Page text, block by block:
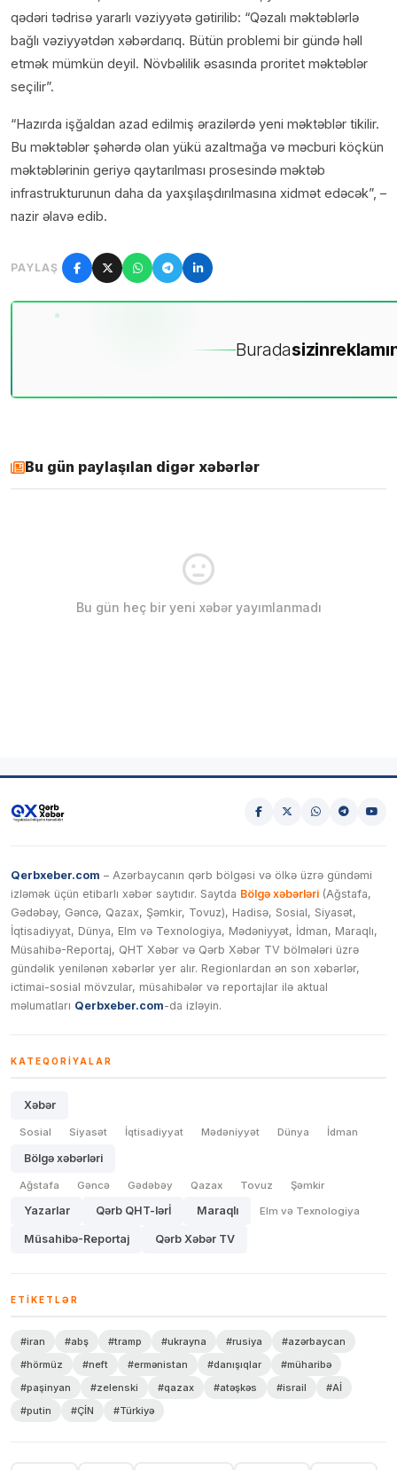
qədəri tədrisə yararlı vəziyyətə gətirilib: “Qəzalı məktəblərlə
bağlı vəziyyətdən xəbərdarıq. Bütün problemi bir gündə həll
etmək mümkün deyil. Növbəlilik əsasında proritet məktəblər
seçilir”.
“Hazırda işğaldan azad edilmiş ərazilərdə yeni məktəblər tikilir.
Bu məktəblər şəhərdə olan yükü azaltmağa və məcburi köçkün
məktəblərinin geriyə qaytarılması prosesində məktəb
infrastrukturunun daha da yaxşılaşdırılmasına xidmət edəcək”, –
nazir əlavə edib.
PAYLAŞ
Buradasizin
Bu gün paylaşılan digər xəbərlər
Bu gün heç bir yeni xəbər yayımlanmadı
Qerbxeber.com – Azərbaycanın qərb bölgəsi və ölkə üzrə gündəmi
izləmək üçün etibarlı xəbər saytıdır. Saytda Bölgə xəbərləri (Ağstafa,
Gədəbəy, Gəncə, Qazax, Şəmkir, Tovuz), Hadisə, Sosial, Siyasət,
İqtisadiyyat, Dünya, Elm və Texnologiya, Mədəniyyət, İdman, Maraqlı,
Müsahibə-Reportaj, QHT Xəbər və Qərb Xəbər TV bölmələri üzrə
gündəlik yenilənən xəbərlər yer alır. Regionlardan ən son xəbərlər,
ictimai-sosial mövzular, müsahibələr və reportajlar ilə aktual
məlumatları Qerbxeber.com-da izləyin.
KATEQORIYALAR
Xəbər
Sosial Siyasət İqtisadiyyat Mədəniyyət Dünya İdman
Bölgə xəbərləri
Ağstafa Gəncə Gədəbəy Qazax Tovuz Şəmkir
Yazarlar Qərb QHT-lərİ Maraqlı Elm və Texnologiya
Müsahibə-Reportaj Qərb Xəbər TV
ETIKETLƏR
#iran #abş #tramp #ukrayna #rusiya
#azərbaycan
#hörmüz
#neft #ermənistan #danışıqlar
#müharibə
#paşinyan
#zelenski #qazax #atəşkəs #israil
#Aİ
#putin
#ÇİN #Türkiyə